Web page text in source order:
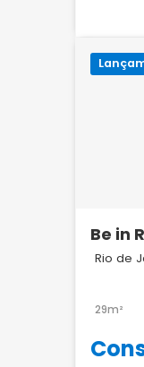
Be in
Rio de
29m²